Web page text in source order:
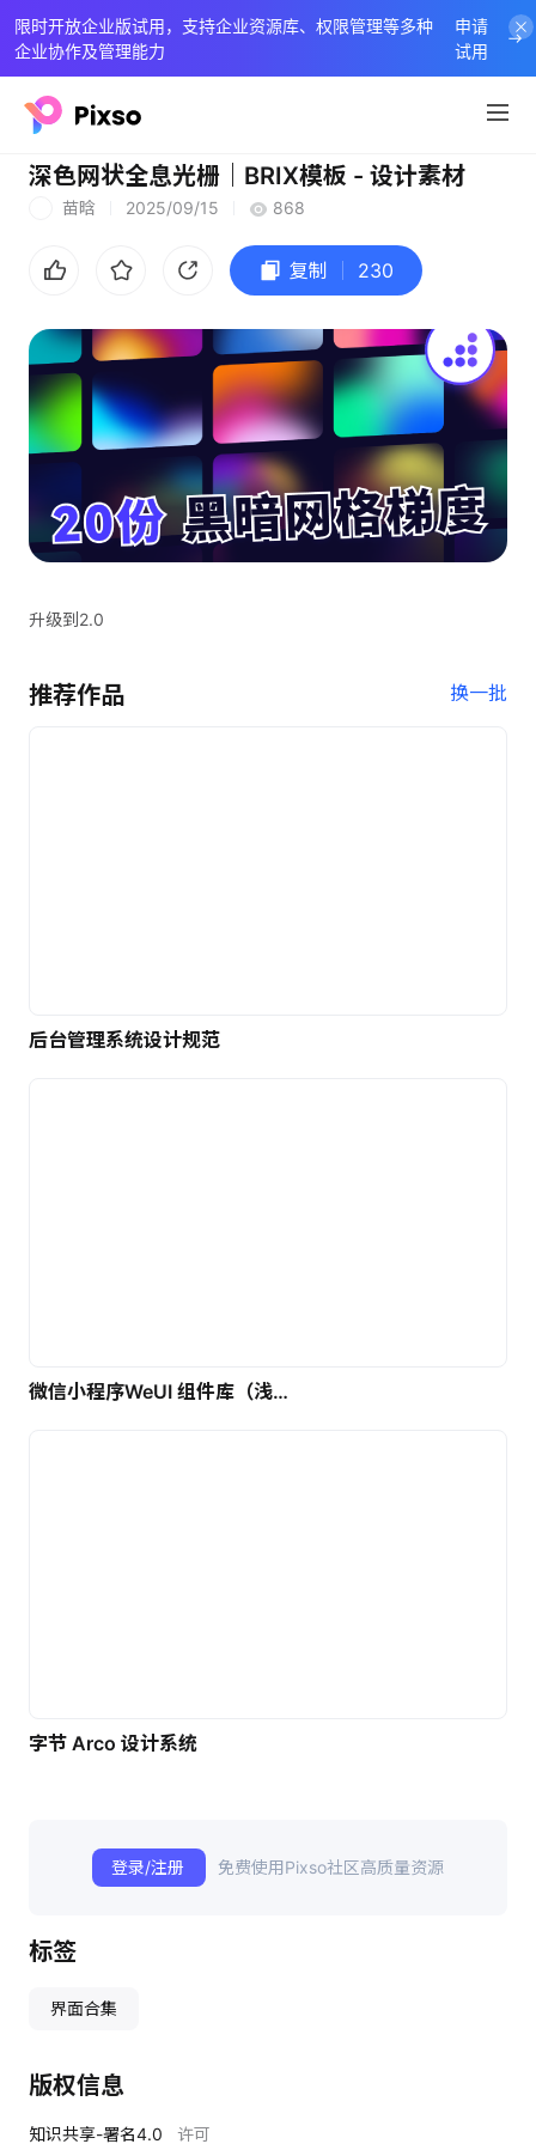
限时开放企业版试用，支持企业资源库、权限管理等多种
企业协作及管理能力
申请
试用
深色网状全息光栅｜BRIX模板 - 设计素材
苗晗 2025/09/15 868
复制 230
升级到2.0
推荐作品 换一批
后台管理系统设计规范
微信小程序WeUI 组件库（浅色）| 免费UI设计素材
字节 Arco 设计系统
登录/注册 免费使用Pixso社区高质量资源
标签
界面合集
版权信息
知识共享-署名4.0 许可